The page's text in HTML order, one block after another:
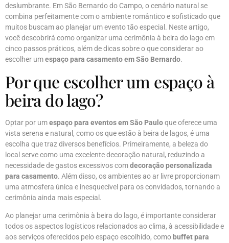
deslumbrante. Em São Bernardo do Campo, o cenário natural se
combina perfeitamente com o ambiente romântico e sofisticado que
muitos buscam ao planejar um evento tão especial. Neste artigo,
você descobrirá como organizar uma cerimônia à beira do lago em
cinco passos práticos, além de dicas sobre o que considerar ao
escolher umespaço para casamento em São Bernardo.
Por que escolher um espaço à
beira do lago?
Optar por umespaço para eventos em São Pauloque oferece uma
vista serena e natural, como os que estão à beira de lagos, é uma
escolha que traz diversos benefícios. Primeiramente, a beleza do
local serve como uma excelente decoração natural, reduzindo a
necessidade de gastos excessivos comdecoração personalizada
para casamento. Além disso, os ambientes ao ar livre proporcionam
uma atmosfera única e inesquecível para os convidados, tornando a
cerimônia ainda mais especial.
Ao planejar uma cerimônia à beira do lago, é importante considerar
todos os aspectos logísticos relacionados ao clima, à acessibilidade e
aos serviços oferecidos pelo espaço escolhido, como buffet para